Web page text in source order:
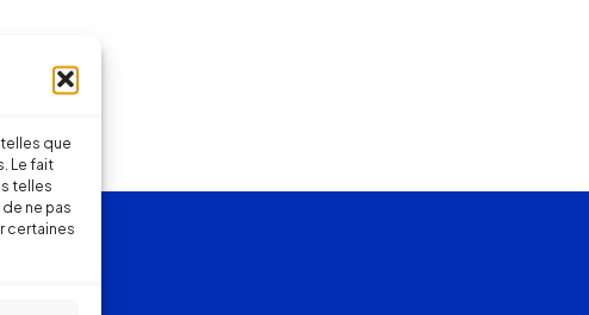
que
Le fait
telles
ne pas
certaines